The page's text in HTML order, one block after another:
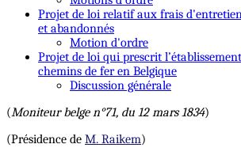
Projet de loi relatif aux frais
et abandonnés
Motion d'ordre
Projet de loi qui prescrit
chemins de fer en Belgique
Discussion générale
(Moniteur belge n°71, du 12 mars 1834)
(Présidence de M. Raikem)